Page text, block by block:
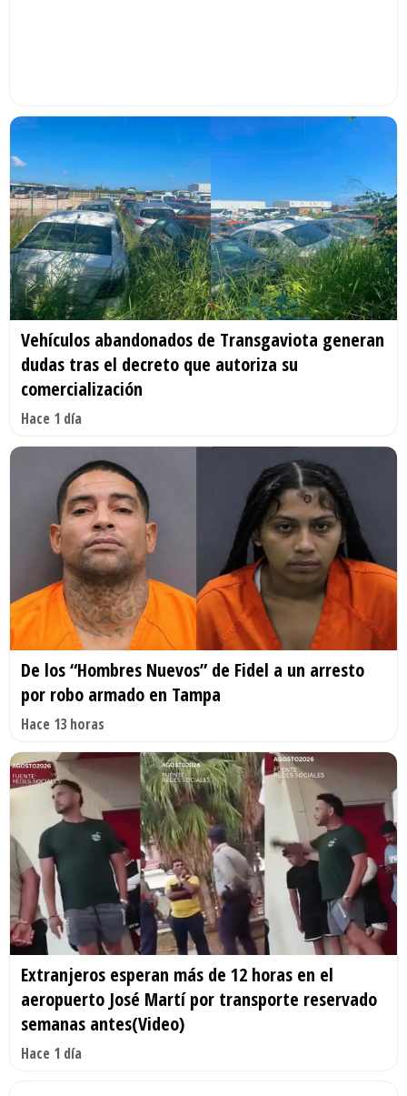
Vehículos abandonados de Transgaviota generan
dudas tras el decreto que autoriza su
comercialización
Hace 1 día
De los “Hombres Nuevos” de Fidel a un arresto
por robo armado en Tampa
Hace 13 horas
Extranjeros esperan más de 12 horas en el
aeropuerto José Martí por transporte reservado
semanas antes(Video)
Hace 1 día